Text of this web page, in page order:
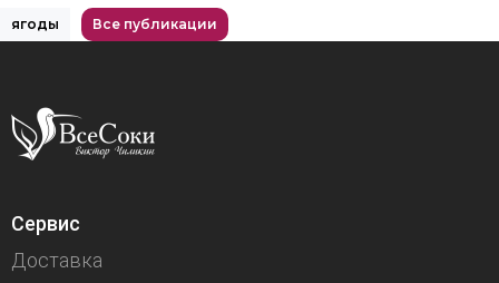
ягоды Все публикации
Сервис
Доставка